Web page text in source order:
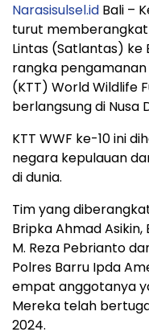
Narasisulsel.id Bali –
turut
Lintas (Satlantas) ke
rangka
(KTT) World Wildlife
berlangsung di Nusa
KTT WWF ke-10 ini
negara kepulauan
di dunia.
Tim yang
Bripka Ahmad
M. Reza Pebrianto
Polres Barru Ipda
empat anggotanya
Mereka telah
2024.